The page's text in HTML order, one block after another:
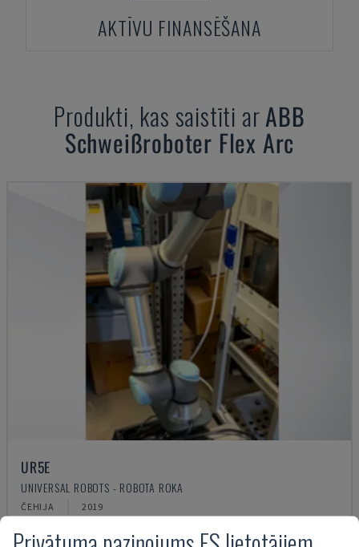
AKTĪVU FINANSĒŠANA
Produkti, kas saistīti arABB
Schweißroboter Flex Arc
UR5E
UNIVERSAL ROBOTS - ROBOTA ROKA
ČEHIJA 2019
17.500 €